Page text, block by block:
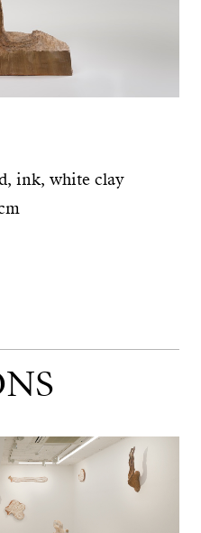
ink, white clay